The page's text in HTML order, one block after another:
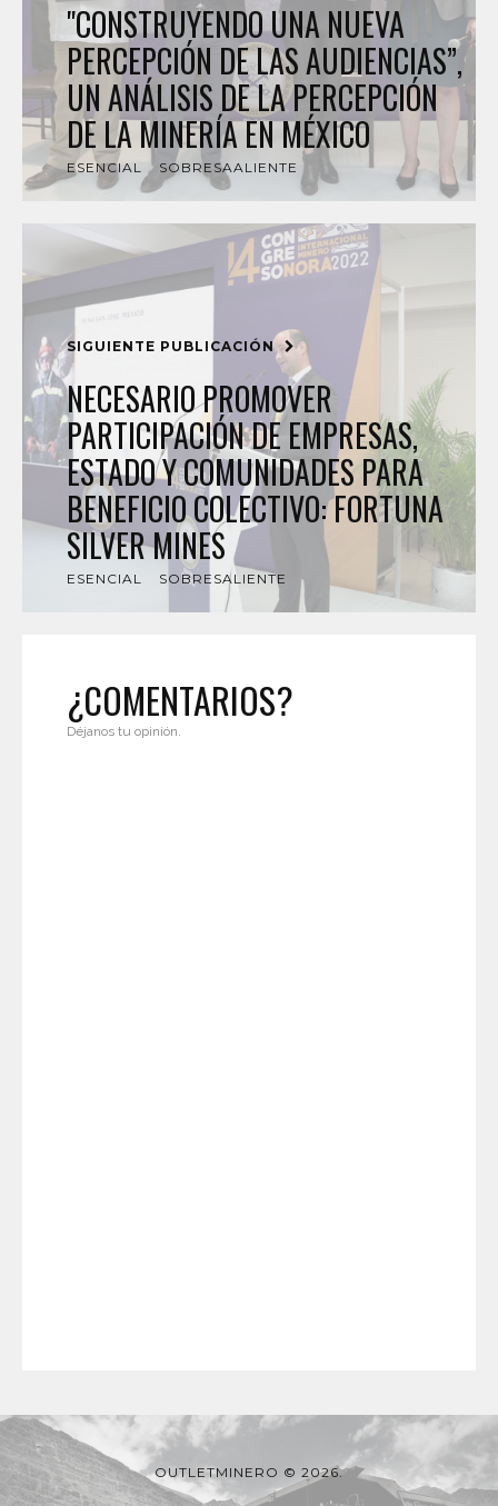
"CONSTRUYENDO UNA NUEVA
PERCEPCIÓN DE LAS AUDIENCIAS”,
UN ANÁLISIS DE LA PERCEPCIÓN
DE LA MINERÍA EN MÉXICO
ESENCIAL SOBRESAALIENTE
SIGUIENTE PUBLICACIÓN
NECESARIO PROMOVER
PARTICIPACIÓN DE EMPRESAS,
ESTADO Y COMUNIDADES PARA
BENEFICIO COLECTIVO: FORTUNA
SILVER MINES
ESENCIAL SOBRESALIENTE
¿COMENTARIOS?
Déjanos tu opinión.
OUTLETMINERO © 2026.